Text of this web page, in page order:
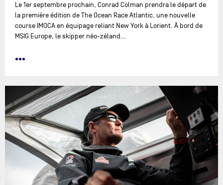
Le 1er septembre prochain, Conrad Colman prendra le départ de
la première édition de The Ocean Race Atlantic, une nouvelle
course IMOCA en équipage reliant New York à Lorient. À bord de
MSIG Europe, le skipper néo-zéland…
•••